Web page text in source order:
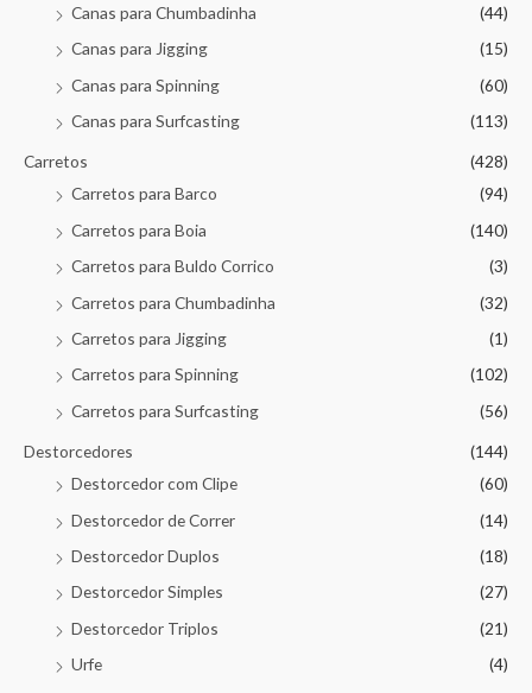
Canas para Chumbadinha
(44)
Canas para Jigging
(15)
Canas para Spinning
(60)
Canas para Surfcasting
(113)
Carretos
(428)
Carretos para Barco
(94)
Carretos para Boia
(140)
Carretos para Buldo Corrico
(3)
Carretos para Chumbadinha
(32)
Carretos para Jigging
(1)
Carretos para Spinning
(102)
Carretos para Surfcasting
(56)
Destorcedores
(144)
Destorcedor com Clipe
(60)
Destorcedor de Correr
(14)
Destorcedor Duplos
(18)
Destorcedor Simples
(27)
Destorcedor Triplos
(21)
Urfe
(4)